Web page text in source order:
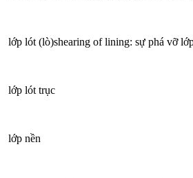
lớp lót (lò)shearing of lining: sự phá vỡ
lớp lót trục
lớp nền